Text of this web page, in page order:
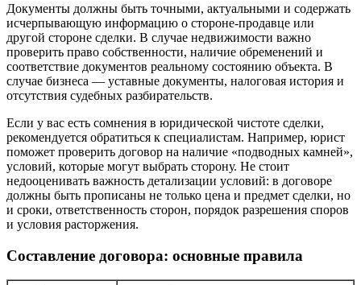
Документы должны быть точными, актуальными и содержать
исчерпывающую информацию о стороне-продавце или
другой стороне сделки. В случае недвижимости важно
проверить право собственности, наличие обременений и
соответствие документов реальному состоянию объекта. В
случае бизнеса — уставные документы, налоговая история и
отсутствия судебных разбирательств.
Если у вас есть сомнения в юридической чистоте сделки,
рекомендуется обратиться к специалистам. Например, юрист
поможет проверить договор на наличие «подводных камней»,
условий, которые могут выбрать сторону. Не стоит
недооценивать важность детализации условий: в договоре
должны быть прописаны не только цена и предмет сделки, но
и сроки, ответственность сторон, порядок разрешения споров
и условия расторжения.
Составление договора: основные правила